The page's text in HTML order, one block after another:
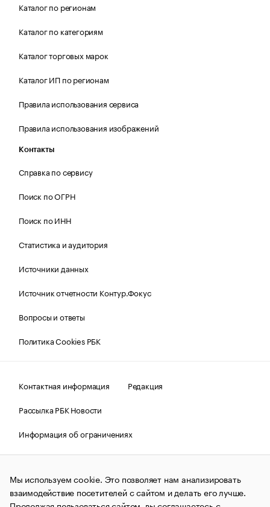
Каталог по регионам
Каталог по категориям
Каталог торговых марок
Каталог ИП по регионам
Правила использования сервиса
Правила использования изображений
Контакты
Справка по сервису
Поиск по ОГРН
Поиск по ИНН
Статистика и аудитория
Источники данных
Источник отчетности Контур.Фокус
Вопросы и ответы
Политика Cookies РБК
Контактная информация
Редакция
Рассылка РБК Новости
Информация об ограничениях
Правовая информация
О соблюдении авторских прав
© АО «РОСБИЗНЕСКОНСАЛТИНГ»,1995–2026.Сообщения
и материалы информационного агентства «РБК»
(зарегистрировано Федеральной службой по надзору в сфере
Мы используем cookie. Это позволяет нам анализировать
взаимодействие посетителей с сайтом и делать его лучше.